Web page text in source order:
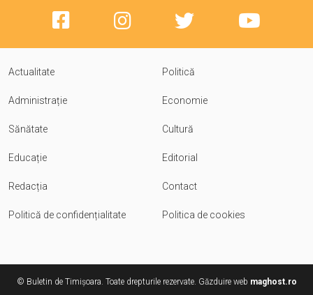
Actualitate Politică
Administrație Economie
Sănătate Cultură
Educație Editorial
Redacția Contact
Politică de confidențialitate Politica de cookies
© Buletin de Timișoara. Toate drepturile rezervate. Găzduire web maghost.ro